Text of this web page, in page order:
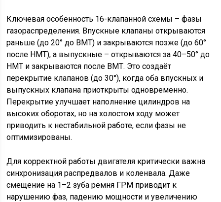
Ключевая особенность 16-клапанной схемы – фазы
газораспределения. Впускные клапаны открываются
раньше (до 20° до ВМТ) и закрываются позже (до 60°
после НМТ), а выпускные – открываются за 40–50° до
НМТ и закрываются после ВМТ. Это создаёт
перекрытие клапанов (до 30°), когда оба впускных и
выпускных клапана приоткрыты одновременно.
Перекрытие улучшает наполнение цилиндров на
высоких оборотах, но на холостом ходу может
приводить к нестабильной работе, если фазы не
оптимизированы.
Для корректной работы двигателя критически важна
синхронизация распредвалов и коленвала. Даже
смещение на 1–2 зуба ремня ГРМ приводит к
нарушению фаз, падению мощности и увеличению